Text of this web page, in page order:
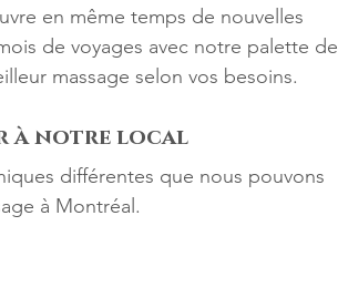
en même temps de nouvelles
de voyages avec notre palette de
massage selon vos besoins.
à notre local
différentes que nous pouvons
à Montréal.